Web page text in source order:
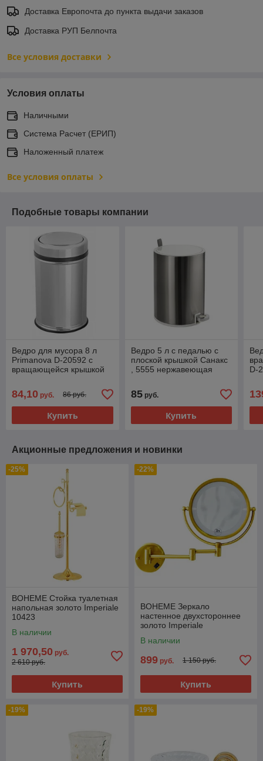
Доставка Европочта до пункта выдачи заказов
Доставка РУП Белпочта
Все условия доставки
Условия оплаты
Наличными
Система Расчет (ЕРИП)
Наложенный платеж
Все условия оплаты
Подобные товары компании
Ведро для мусора 8 л
Primanova D-20592 с
вращающейся крышкой
84,10 руб. 86 руб.
Купить
Ведро 5 л с педалью с
плоской крышкой Санакс
, 5555 нержавеющая
85руб.
Купить
D-
Акционные предложения и новинки
-25%
BOHEME Стойка туалетная
напольная золото Imperiale
10423
В наличии
1 970,50 руб.
2 610 руб.
Купить
-22%
BOHEME Зеркало
настенное двухстороннее
золото Imperiale
В наличии
899 руб. 1 150 руб.
Купить
-19% -19%